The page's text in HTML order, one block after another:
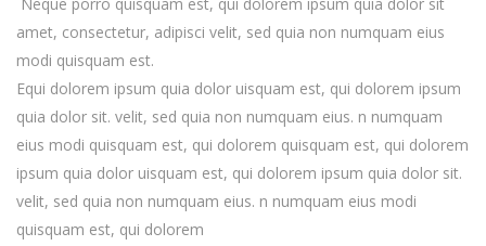
amet, consectetur, adipisci velit, sed quia non numquam eius
modi quisquam est.
Equi dolorem ipsum quia dolor uisquam est, qui dolorem ipsum
quia dolor sit. velit, sed quia non numquam eius. n numquam
eius modi quisquam est, qui dolorem quisquam est, qui dolorem
ipsum quia dolor uisquam est, qui dolorem ipsum quia dolor sit.
velit, sed quia non numquam eius. n numquam eius modi
quisquam est, qui dolorem